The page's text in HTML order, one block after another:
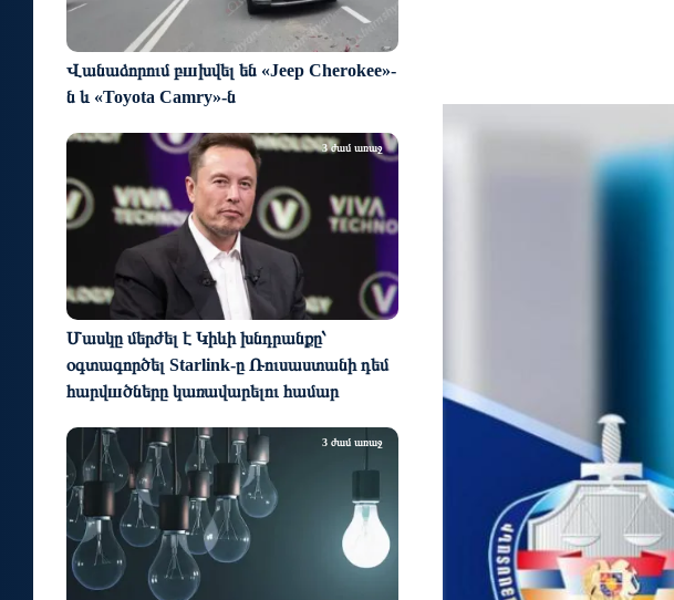
Վանաձորում բшխվել են «Jeep Cherokee»-
ն և «Toyota Camry»-ն
Մասկը մերժել է Կիևի խնդրանքը՝
օգտագործել Starlink-ը Ռուսաստանի դեմ
հարվшծները կառավարելու համար
3 ժամ առաջ
3 ժամ առաջ